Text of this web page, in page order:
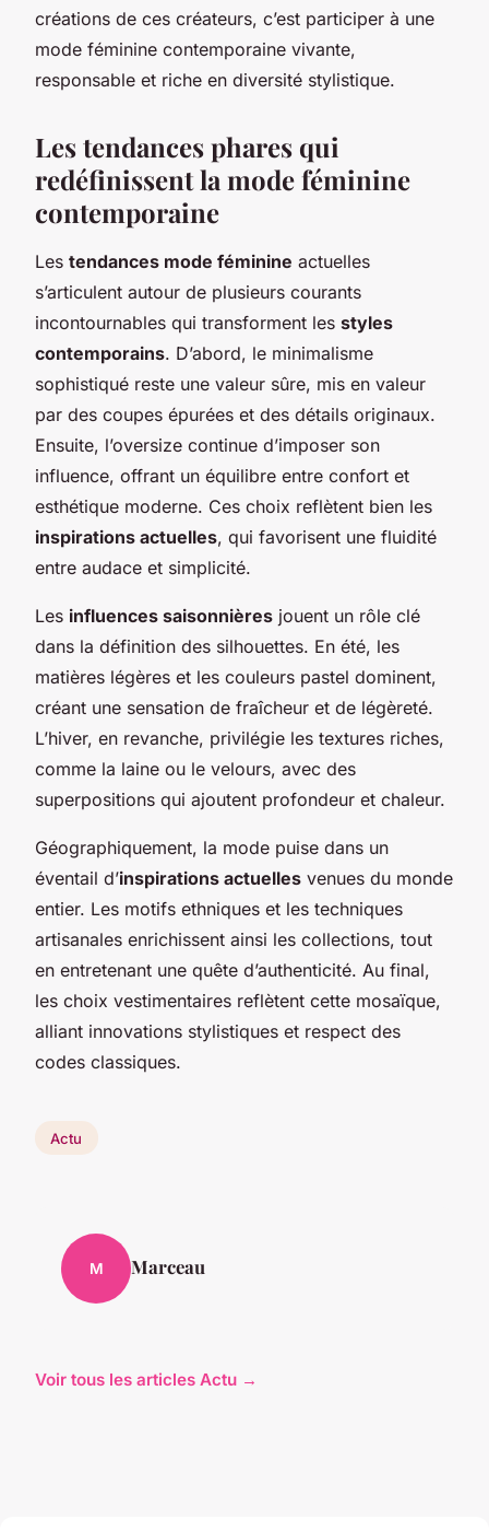
créations de ces créateurs, c’est participer à une
mode féminine contemporaine vivante,
responsable et riche en diversité stylistique.
Les tendances phares qui
redéfinissent la mode féminine
contemporaine
Les tendances mode féminine actuelles
s’articulent autour de plusieurs courants
incontournables qui transforment les styles
contemporains. D’abord, le minimalisme
sophistiqué reste une valeur sûre, mis en valeur
par des coupes épurées et des détails originaux.
Ensuite, l’oversize continue d’imposer son
influence, offrant un équilibre entre confort et
esthétique moderne. Ces choix reflètent bien les
inspirations actuelles, qui favorisent une fluidité
entre audace et simplicité.
Les influences saisonnières jouent un rôle clé
dans la définition des silhouettes. En été, les
matières légères et les couleurs pastel dominent,
créant une sensation de fraîcheur et de légèreté.
L’hiver, en revanche, privilégie les textures riches,
comme la laine ou le velours, avec des
superpositions qui ajoutent profondeur et chaleur.
Géographiquement, la mode puise dans un
éventail d’inspirations actuelles venues du monde
entier. Les motifs ethniques et les techniques
artisanales enrichissent ainsi les collections, tout
en entretenant une quête d’authenticité. Au final,
les choix vestimentaires reflètent cette mosaïque,
alliant innovations stylistiques et respect des
codes classiques.
Actu
M Marceau
Voir tous les articles Actu →